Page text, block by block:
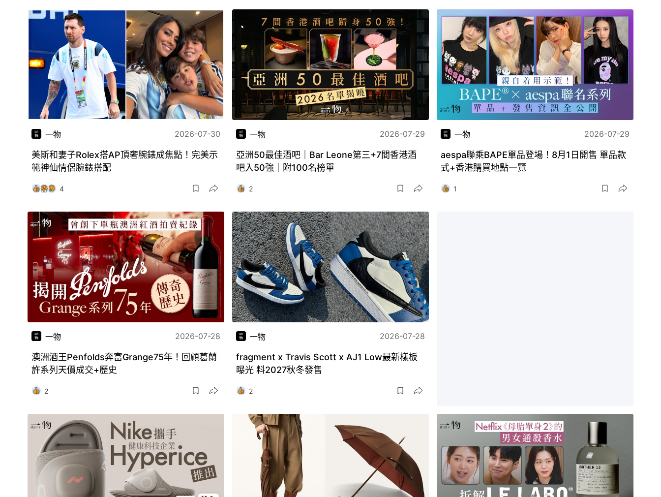
一物 2026-07-30
美斯和妻子Rolex搭AP頂奢腕錶成焦點！完美示
範神仙情侶腕錶搭配
4
一物 2026-07-29
亞洲50最佳酒吧｜Bar Leone第三+7間香港酒
吧入50強｜附100名榜單
2
一物 2026-07-29
aespa聯乘BAPE單品登場！8月1日開售 單品款
式+香港購買地點一覽
1
一物 2026-07-28
澳洲酒王Penfolds奔富Grange75年！回顧葛蘭
許系列天價成交+歷史
2
一物 2026-07-28
fragment x Travis Scott x AJ1 Low最新樣板
曝光 料2027秋冬發售
2